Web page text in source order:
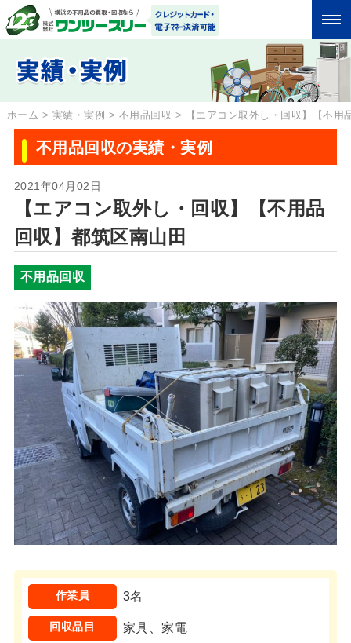
ホーム > 実績・実例 > 不用品回収 > 【エアコン取外し・回収】【不用
不用品回収の実績・実例
2021年04月02日
【エアコン取外し・回収】【不用品
回収】都筑区南山田
不用品回収
作業員 3名
回収品目 家具、家電